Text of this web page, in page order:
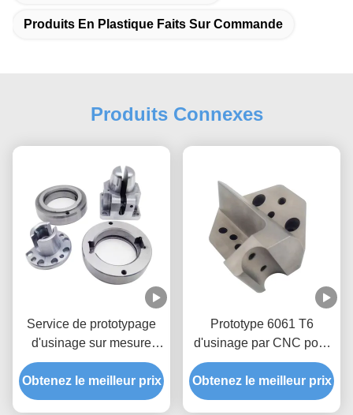
Produits En Plastique Faits Sur Commande
Produits Connexes
Service de prototypage
d'usinage sur mesure
pour l'usinage CNC en
acier inoxydable
Obtenez le meilleur prix
Prototype 6061 T6
d'usinage par CNC pour
l'industrie médicale
Obtenez le meilleur prix